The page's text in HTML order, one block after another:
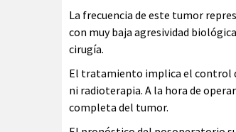
La frecuencia de este tumor
con muy baja agresividad
cirugía.
El tratamiento implica el control
ni radioterapia. A la hora de
completa del tumor.